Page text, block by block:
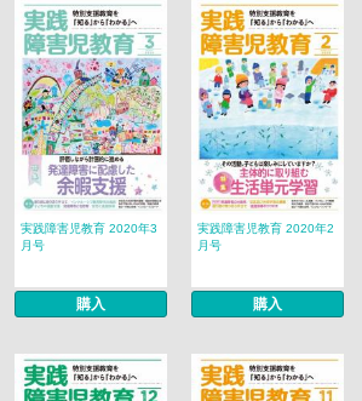
実践障害児教育 2020年3
月号
購入
実践障害児教育 2020年2
月号
購入